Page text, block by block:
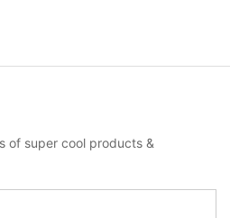
of super cool products &